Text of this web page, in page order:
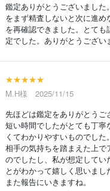
鑑定ありがとうございまし
をまず精査しないと次に進
を再確認できました。とて
定でした。ありがとうござい
★★★★★
M.H様 2025/11/15
先ほどは鑑定をありがとう
短い時間でしたがとても丁
くてわかりやすいものでした。
相手の気持ちを踏まえた上
のでしたし、私が想定してい
とがわかって嬉しく思いまし
また報告にいきますね。